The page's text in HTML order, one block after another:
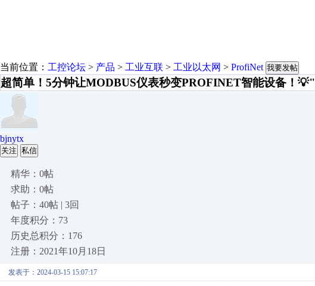
当前位置： 工控论坛 > 产品 > 工业互联 > 工业以太网 > ProfiNet 我要发帖
超简单！5分钟让MODBUS仪表秒变PROFINET智能设备！💡"
bjnytx
关注 私信
精华：0帖
求助：0帖
帖子：40帖 | 3回
年度积分：73
历史总积分：176
注册：2021年10月18日
发表于：2024-03-15 15:07:17